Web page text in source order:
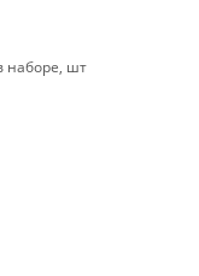
наборе, шт